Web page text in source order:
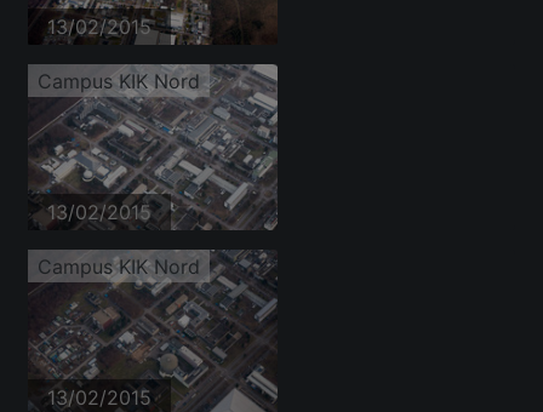
13/02/2015
Campus KIK Nord
13/02/2015
Campus KIK Nord
13/02/2015